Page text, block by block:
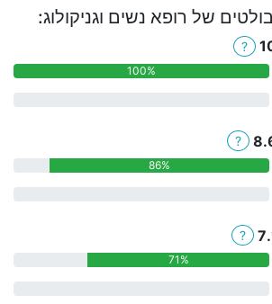
של רופא נשים וגניקולוג:
?
100%
?
86%
?
71%